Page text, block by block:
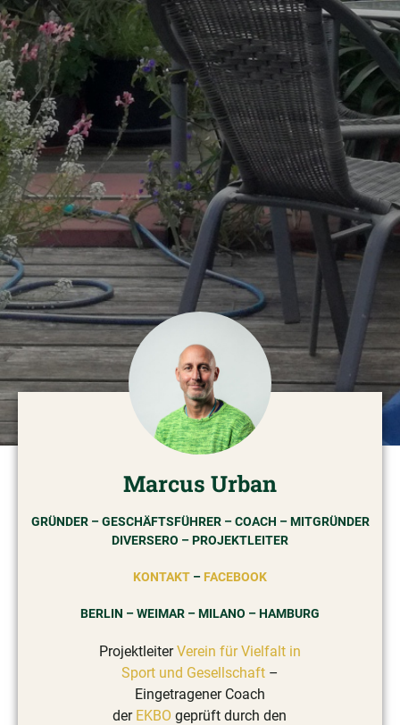
Marcus Urban
GRÜNDER – GESCHÄFTSFÜHRER – COACH – MITGRÜNDER
DIVERSERO – PROJEKTLEITER
KONTAKT – FACEBOOK
BERLIN – WEIMAR – MILANO – HAMBURG
ProjektleiterVerein für Vielfalt in
Sport und Gesellschaft–
Eingetragener Coach
der EKBO geprüft durch den